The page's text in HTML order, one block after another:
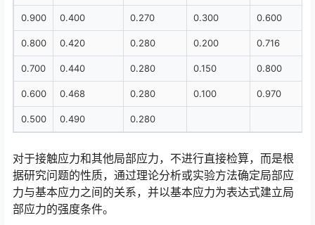
0.900 0.400 0.270 0.300 0.600
0.800 0.420 0.280 0.200 0.716
0.700 0.440 0.280 0.150 0.800
0.600 0.468 0.280 0.100 0.970
0.500 0.490 0.280
对于接触应力和其他局部应力，不进行直接检算，而是根
据研究问题的性质，通过理论分析或实验方法确定局部应
力与基本应力之间的关系，并以基本应力为表达式建立局
部应力的强度条件。󠅅󠅃󠄵󠅂󠄪󠇖󠆨󠆨󠇕󠆞󠆒󠅬󠇘󠆭󠆘󠇙󠆝󠅵󠇗󠆭󠆁󠄐󠇗󠅹󠅸󠇖󠆍󠅳󠇖󠅹󠅰󠇖󠆌󠅹